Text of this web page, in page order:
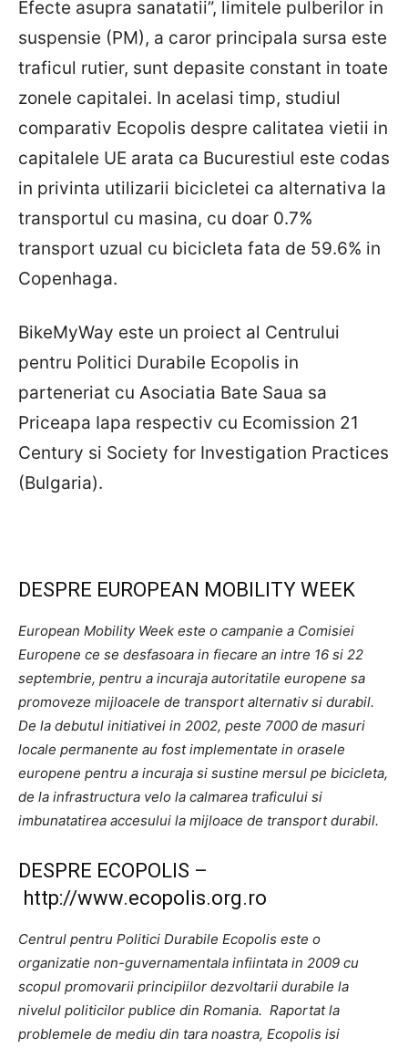
Efecte asupra sanatatii”, limitele pulberilor in
suspensie (PM), a caror principala sursa este
traficul rutier, sunt depasite constant in toate
zonele capitalei. In acelasi timp, studiul
comparativ Ecopolis despre calitatea vietii in
capitalele UE arata ca Bucurestiul este codas
in privinta utilizarii bicicletei ca alternativa la
transportul cu masina, cu doar 0.7%
transport uzual cu bicicleta fata de 59.6% in
Copenhaga.
BikeMyWay este un proiect al Centrului
pentru Politici Durabile Ecopolis in
parteneriat cu Asociatia Bate Saua sa
Priceapa Iapa respectiv cu Ecomission 21
Century si Society for Investigation Practices
(Bulgaria).
DESPRE EUROPEAN MOBILITY WEEK
European Mobility Week este o campanie a Comisiei
Europene ce se desfasoara in fiecare an intre 16 si 22
septembrie, pentru a incuraja autoritatile europene sa
promoveze mijloacele de transport alternativ si durabil.
De la debutul initiativei in 2002, peste 7000 de masuri
locale permanente au fost implementate in orasele
europene pentru a incuraja si sustine mersul pe bicicleta,
de la infrastructura velo la calmarea traficului si
imbunatatirea accesului la mijloace de transport durabil.
DESPRE ECOPOLIS –
http://www.ecopolis.org.ro
Centrul pentru Politici Durabile Ecopolis este o
organizatie non-guvernamentala infiintata in 2009 cu
scopul promovarii principiilor dezvoltarii durabile la
nivelul politicilor publice din Romania. Raportat la
problemele de mediu din tara noastra, Ecopolis isi